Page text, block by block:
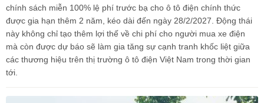
chính sách miễn 100% lệ phí trước bạ cho ô tô điện chính thức
được gia hạn thêm 2 năm, kéo dài đến ngày 28/2/2027. Động thái
này không chỉ tạo thêm lợi thế về chi phí cho người mua xe điện
mà còn được dự báo sẽ làm gia tăng sự cạnh tranh khốc liệt giữa
các thương hiệu trên thị trường ô tô điện Việt Nam trong thời gian
tới.